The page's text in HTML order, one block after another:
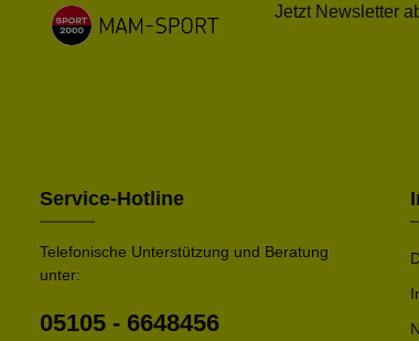
Jetzt Newsletter
Service-Hotline
Telefonische Unterstützung und Beratung
unter:
05105 - 6648456